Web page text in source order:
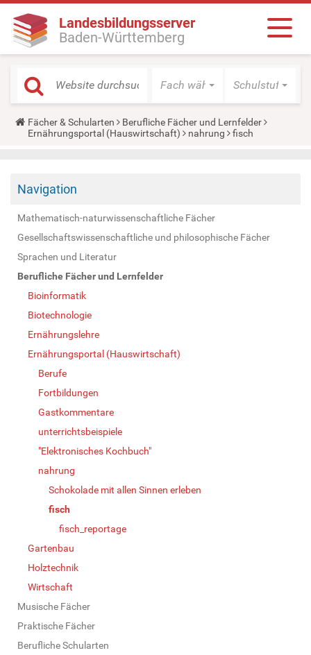
Landesbildungsserver
Baden-Württemberg
Fach wählen Schulstufe
Y
o
h
e
Fächer & Schularten
Berufliche Fächer und Lernfelder
Ernährungsportal (Hauswirtschaft)
nahrung fisch
Navigation
Mathematisch-naturwissenschaftliche Fächer
Gesellschaftswissenschaftliche und philosophische Fächer
Sprachen und Literatur
Berufliche Fächer und Lernfelder
Bioinformatik
Biotechnologie
Ernährungslehre
Ernährungsportal (Hauswirtschaft)
Berufe
Fortbildungen
Gastkommentare
unterrichtsbeispiele
"Elektronisches Kochbuch"
nahrung
Schokolade mit allen Sinnen erleben
fisch
fisch_reportage
Gartenbau
Holztechnik
Wirtschaft
Musische Fächer
Praktische Fächer
Berufliche Schularten